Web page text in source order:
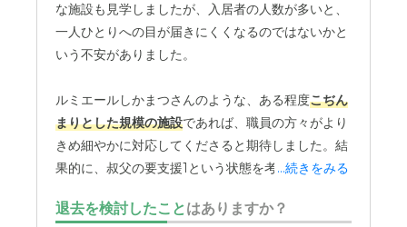
な施設も見学しましたが、入居者の人数が多いと、
一人ひとりへの目が届きにくくなるのではないかと
いう不安がありました。
ルミエールしかまつさんのような、ある程度こぢん
まりとした規模の施設であれば、職員の方々がより
きめ細やかに対応してくださると期待しました。結
果的に、叔父の要支援1という状態を考えると、広
ームな雰囲気のルミエールしかまつさんが最適だと
...続きをみる
退去を検討したことはありますか？